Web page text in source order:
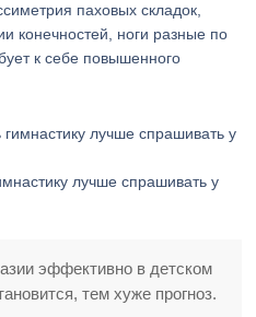
паховых складок,
конечностей, ноги разные по
к себе повышенного
лучше спрашивать у
эффективно в детском
тем хуже прогноз.